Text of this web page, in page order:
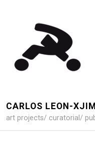
CARLOS LEON-
art projects/ curatorial/